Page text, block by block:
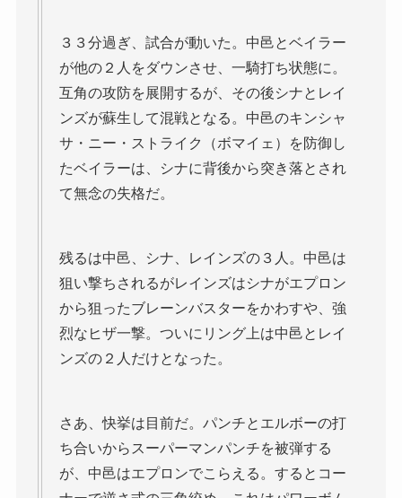
３３分過ぎ、試合が動いた。中邑とベイラー
が他の２人をダウンさせ、一騎打ち状態に。
互角の攻防を展開するが、その後シナとレイ
ンズが蘇生して混戦となる。中邑のキンシャ
サ・ニー・ストライク（ボマイェ）を防御し
たベイラーは、シナに背後から突き落とされ
て無念の失格だ。
残るは中邑、シナ、レインズの３人。中邑は
狙い撃ちされるがレインズはシナがエプロン
から狙ったブレーンバスターをかわすや、強
烈なヒザ一撃。ついにリング上は中邑とレイ
ンズの２人だけとなった。
さあ、快挙は目前だ。パンチとエルボーの打
ち合いからスーパーマンパンチを被弾する
が、中邑はエプロンでこらえる。するとコー